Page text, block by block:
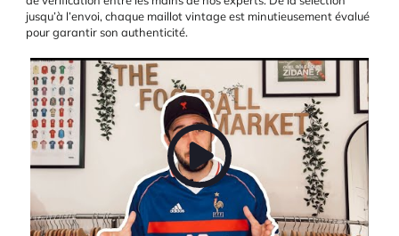
jusqu’à l’envoi, chaque maillot vintage est minutieusement évalué
pour garantir son authenticité.